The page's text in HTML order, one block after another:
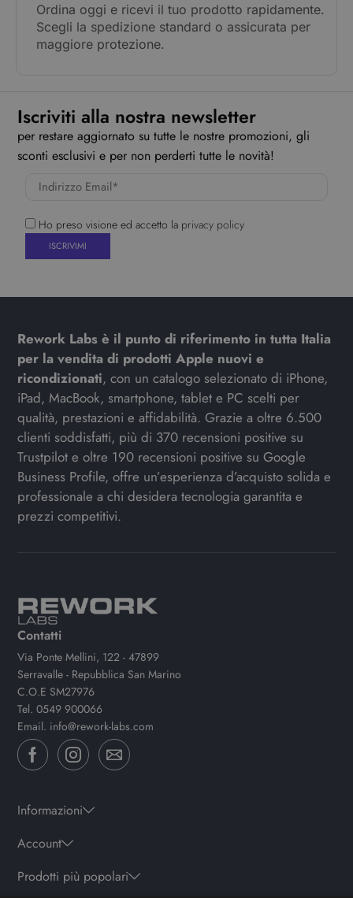
Ordina oggi e ricevi il tuo prodotto rapidamente.
Scegli la spedizione standard o assicurata per
maggiore protezione.
Iscriviti alla nostra newsletter
per restare aggiornato su tutte le nostre promozioni, gli
sconti esclusivi e per non perderti tutte le novità!
Ho preso visione ed accetto la privacy policy
Rework Labs è il punto di riferimento in tutta Italia
per la vendita di prodotti Apple nuovi e
ricondizionati, con un catalogo selezionato di iPhone,
iPad, MacBook, smartphone, tablet e PC scelti per
qualità, prestazioni e affidabilità. Grazie a oltre 6.500
clienti soddisfatti, più di 370 recensioni positive su
Trustpilot e oltre 190 recensioni positive su Google
Business Profile, offre un’esperienza d’acquisto solida e
professionale a chi desidera tecnologia garantita e
prezzi competitivi.
Contatti
Via Ponte Mellini, 122 - 47899
Serravalle - Repubblica San Marino
C.O.E SM27976
Tel.0549 900066
Email. info@rework-labs.com
Informazioni
Account
Prodotti più popolari